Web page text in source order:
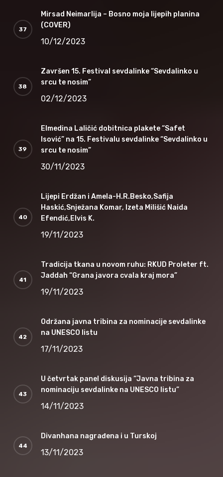
Mirsad Neimarlija – Bosno moja lijepih planina
(COVER)
10/12/2023
Završen 15. Festival sevdalinke “Sevdalinko u
srcu te nosim”
02/12/2023
Elmedina Laličić dobitnica plakete “Safet
Isović” na 15. Festivalu sevdalinke “Sevdalinko u
srcu te nosim”
30/11/2023
Lijepi Erdžan i Amela-H.R.Besko,Safija
Haskić,Snježana Komar, Izeta Milišić Naida
Efendić,Elvis K.
19/11/2023
Tradicija tkana u novom ruhu: RKUD Proleter ft.
Jaddah “Grana javora cvala kraj mora”
19/11/2023
Održana javna tribina za nominacije sevdalinke
na UNESCO listu
17/11/2023
U četvrtak panel diskusija “Javna tribina za
nominaciju sevdalinke na UNESCO listu”
14/11/2023
Divanhana nagrađena i u Turskoj
13/11/2023